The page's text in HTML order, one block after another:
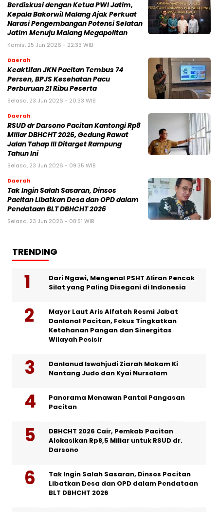
Berdiskusi dengan Ketua PWI Jatim,
Kepala Bakorwil Malang Ajak Perkuat
Narasi Pengembangan Potensi Selatan
Jatim Menuju Malang Megapolitan
Kamis, 25 Jun 2026 - 22:33 WIB
Daerah
Keaktifan JKN Pacitan Tembus 74
Persen, BPJS Kesehatan Pacu
Perburuan 21 Ribu Peserta
Selasa, 23 Jun 2026 - 20:33 WIB
Daerah
RSUD dr Darsono Pacitan Kantongi Rp8
Miliar DBHCHT 2026, Gedung Rawat
Jalan Tahap III Ditarget Rampung
Tahun Ini
Selasa, 23 Jun 2026 - 09:35 WIB
Daerah
Tak Ingin Salah Sasaran, Dinsos
Pacitan Libatkan Desa dan OPD dalam
Pendataan BLT DBHCHT 2026
Selasa, 23 Jun 2026 - 08:51 WIB
TRENDING
Dari Ngawi, Mengenal PSHT Aliran Pencak
Silat yang Paling Disegani di Indonesia
Mayor Laut Aris Alfatah Resmi Jabat
Danlanal Pacitan, Fokus Tingkatkan
Ketahanan Pangan dan Sinergitas
Wilayah Pesisir
Danlanud Iswahjudi Ziarah Makam Ki
Nantang Judo dan Kyai Nursalam
Panorama Menawan Pantai Pangasan
Pacitan
DBHCHT 2026 Cair, Pemkab Pacitan
Alokasikan Rp8,5 Miliar untuk RSUD dr.
Darsono
Tak Ingin Salah Sasaran, Dinsos Pacitan
Libatkan Desa dan OPD dalam Pendataan
BLT DBHCHT 2026